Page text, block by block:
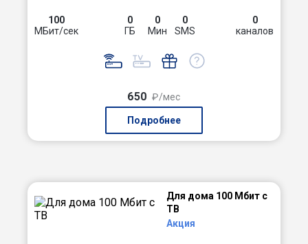
100
МБит/сек
0
ГБ
0
Мин
0
SMS
0
каналов
650 ₽/мес
Подробнее
Для дома 100 Мбит с
ТВ
Акция